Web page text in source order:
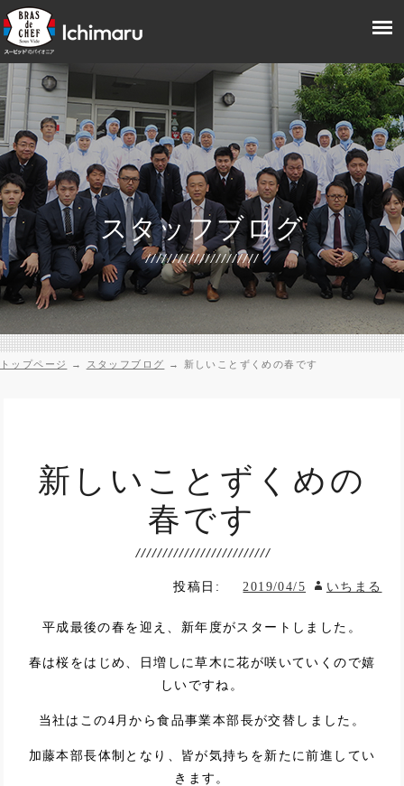
スタッフブログ
トップページ → スタッフブログ → 新しいことずくめの春です
新しいことずくめの
春です
投稿日: 2019/04/5 いちまる
平成最後の春を迎え、新年度がスタートしました。
春は桜をはじめ、日増しに草木に花が咲いていくので嬉
しいですね。
当社はこの4月から食品事業本部長が交替しました。
加藤本部長体制となり、皆が気持ちを新たに前進してい
きます。